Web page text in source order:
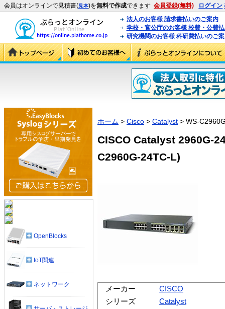
会員はオンラインで見積書(見本)を無料で作成できます 会員登録(無料) ログイン
法人のお客様 請求書払いのご案内
学校・官公庁のお客様 校費・公費
研究機関のお客様 科研費払いのご
ホーム > Cisco > Catalyst > WS-
CISCO Catalyst 2960G-
C2960G-24TC-L)
メーカー
CISCO
シリーズ
Catalyst
OpenBlocks
IoT関連
ネットワーク